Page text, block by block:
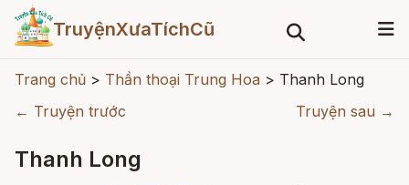
TruyệnXưaTíchCũ
Trang chủ > Thần thoại Trung Hoa > Thanh Long
← Truyện trước
Truyện sau →
Thanh Long